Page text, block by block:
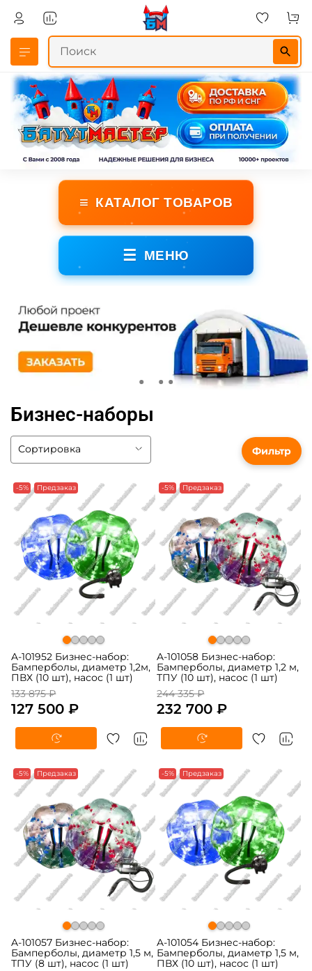
≡ КАТАЛОГ ТОВАРОВ
☰ МЕНЮ
Бизнес-наборы
-5% Предзаказ
A-101952 Бизнес-набор:
Бамперболы, диаметр 1,2м,
ПВХ (10 шт), насос (1 шт)
133 875 ₽
127 500 ₽
-5% Предзаказ
A-101058 Бизнес-набор:
Бамперболы, диаметр 1,2 м,
ТПУ (10 шт), насос (1 шт)
244 335 ₽
232 700 ₽
-5% Предзаказ
A-101057 Бизнес-набор:
Бамперболы, диаметр 1,5 м,
ТПУ (8 шт), насос (1 шт)
-5% Предзаказ
A-101054 Бизнес-набор:
Бамперболы, диаметр 1,5 м,
ПВХ (10 шт), насос (1 шт)
Фильтр